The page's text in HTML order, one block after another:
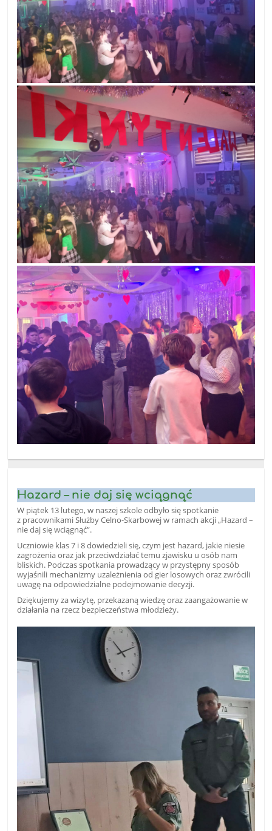
Hazard – nie daj się wciągnąć
W piątek 13 lutego, w naszej szkole odbyło się spotkanie
z pracownikami Służby Celno-Skarbowej w ramach akcji „Hazard –
nie daj się wciągnąć”.
Uczniowie klas 7 i 8 dowiedzieli się, czym jest hazard, jakie niesie
zagrożenia oraz jak przeciwdziałać temu zjawisku u osób nam
bliskich. Podczas spotkania prowadzący w przystępny sposób
wyjaśnili mechanizmy uzależnienia od gier losowych oraz zwrócili
uwagę na odpowiedzialne podejmowanie decyzji.
Dziękujemy za wizytę, przekazaną wiedzę oraz zaangażowanie w
działania na rzecz bezpieczeństwa młodzieży.